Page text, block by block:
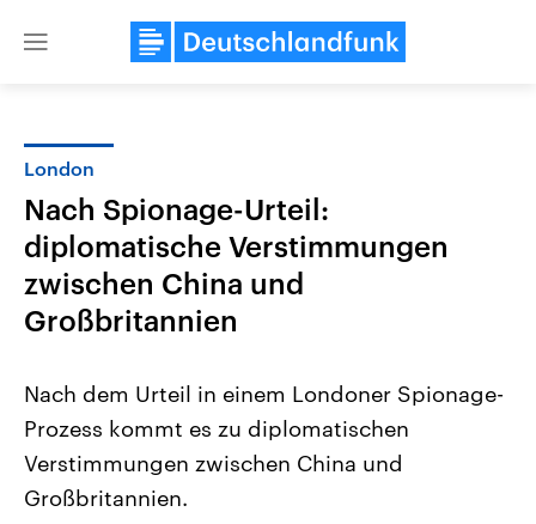
Close
Landtagswahl Sachsen-Anhalt
2026
Alle Informationen
Sachsen-Anhalt wählt am 6.
September 2026 einen neuen
Landtag. Seit 2021 wird das
USA
Aktuelle Beiträge,
Hintergründe
Wirtschaftlich und
London
Nach Spionage-Urteil:
diplomatische Verstimmungen
zwischen China und
Großbritannien
Nach dem Urteil in einem Londoner Spionage-
Prozess kommt es zu diplomatischen
Verstimmungen zwischen China und
Großbritannien.